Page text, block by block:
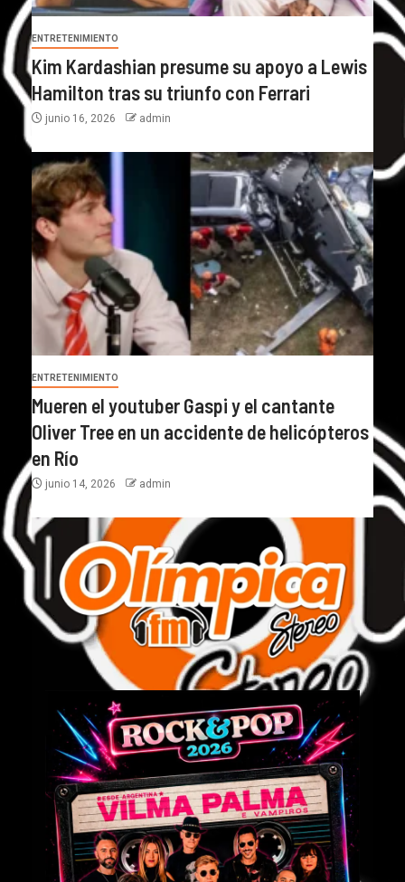
ENTRETENIMIENTO
Kim Kardashian presume su apoyo a Lewis
Hamilton tras su triunfo con Ferrari
junio 16, 2026 admin
ENTRETENIMIENTO
Mueren el youtuber Gaspi y el cantante
Oliver Tree en un accidente de helicópteros
en Río
junio 14, 2026 admin